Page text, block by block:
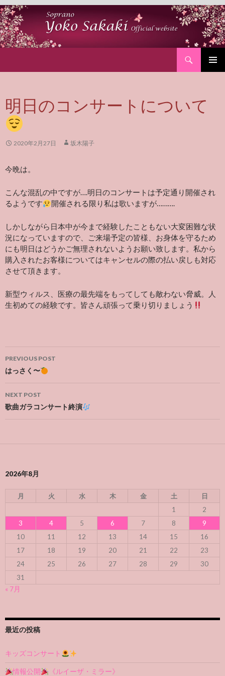
明日のコンサートについて
2020年2月27日 坂木陽子
今晩は。
こんな混乱の中ですが….明日のコンサートは予定通り開催され
るようです
開催される限り私は歌いますが……….
しかしながら日本中が今まで経験したこともない大変困難な状
況になっていますので、ご来場予定の皆様、お身体を守るため
にも明日はどうかご無理されないようお願い致します。私から
購入されたお客様についてはキャンセルの際の払い戻しも対応
させて頂きます。
新型ウィルス、医療の最先端をもってしても敵わない脅威。人
生初めての経験です。皆さん頑張って乗り切りましょう
Post
navigation
PREVIOUS POST
はっさく〜
NEXT POST
歌曲ガラコンサート終演
2026年8月
月 火 水 木 金 土
日
1
2
3
4 5 6 7 8
9
10
11 12 13 14 15
16
17
18 19 20 21 22
23
24
25 26 27 28 29
30
31
« 7月
最近の投稿
キッズコンサート
情報公開 《ルイーザ・ミラー》